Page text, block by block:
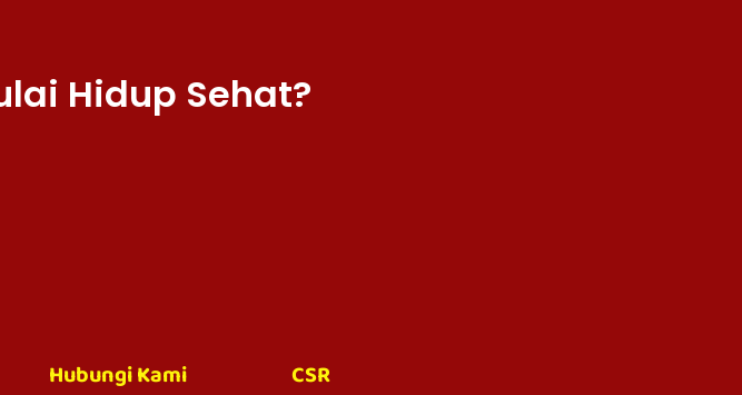
Hidup Sehat?
Hubungi Kami CSR